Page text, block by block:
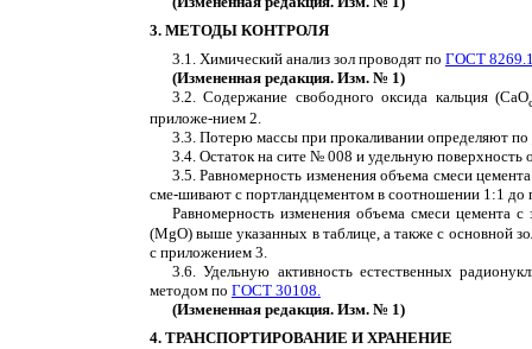
3. МЕТОДЫ КОНТРОЛЯ
3.1. Химический анализ зол проводят по ГОСТ
(Измененная редакция. Изм. № 1)
3.2. Содержание свободного оксида кальция (СаО
приложе-нием 2.
3.3. Потерю массы при прокаливании определяют по
3.4. Остаток на сите № 008 и удельную поверхность
3.5. Равномерность изменения объема смеси
сме-шивают с портландцементом в соотношении 1:1 до
Равномерность изменения объема смеси цемента
(МgО) выше указанных в таблице, а также с основной
с приложением 3.
3.6. Удельную активность естественных
методом по ГОСТ 30108.
(Измененная редакция. Изм. № 1)
4. ТРАНСПОРТИРОВАНИЕ И ХРАНЕНИЕ